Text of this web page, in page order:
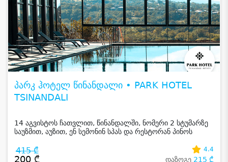
პარკ ჰოტელ წინანდალი • PARK HOTEL
TSINANDALI
14 აგვისტოს ჩათვლით, წინანდალში, ნომერი 2 სტუმარზე
საუზმით, აუზით, ენ სემონინ სპას და რესტორან პინოს
415 ₾
200 ₾
4.4
დაზოგე 215 ₾